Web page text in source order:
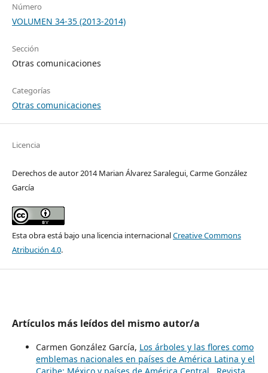
Número
VOLUMEN 34-35 (2013-2014)
Sección
Otras comunicaciones
Categorías
Otras comunicaciones
Licencia
Derechos de autor 2014 Marian Álvarez Saralegui, Carme González
García
Esta obra está bajo una licencia internacionalCreative Commons
Atribución 4.0.
Artículos más leídos del mismo autor/a
Carmen González García, Los árboles y las flores como
emblemas nacionales en países de América Latina y el